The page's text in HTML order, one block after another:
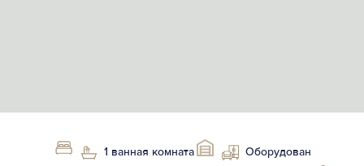
1 ванная комната
Оборудован